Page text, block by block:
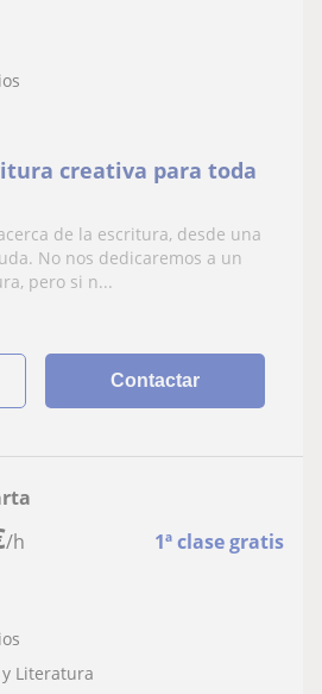
creativa para toda
de la escritura, desde una
No nos dedicaremos a un
pero si n...
Contactar
/h 1ª clase gratis
Literatura